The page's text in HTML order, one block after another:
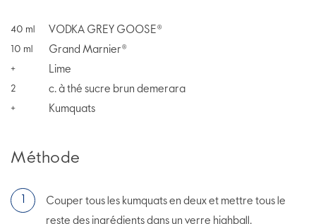
40 ml VODKA GREY GOOSE®
10 ml Grand Marnier®
+ Lime
2 c. à thé sucre brun demerara
+ Kumquats
Méthode
Couper tous les kumquats en deux et mettre tous le
reste des ingrédients dans un verre highball.